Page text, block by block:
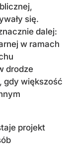
się.
dalej:
w ramach
drodze
gdy większość
projekt